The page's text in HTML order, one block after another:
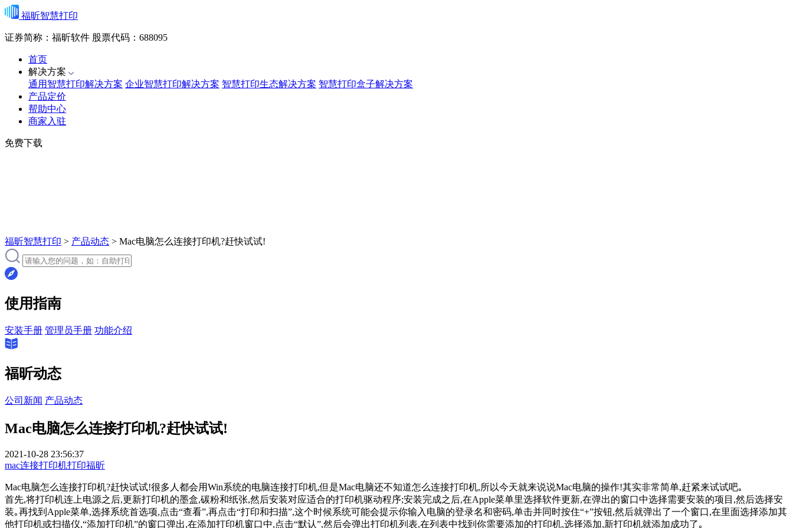
福昕智慧打印
证券简称：福昕软件 股票代码：688095
首页
解决方案
通用智慧打印解决方案 企业智慧打印解决方案 智慧打印生态解决方案 智慧打印盒子解决方案
产品定价
帮助中心
商家入驻
免费下载
福昕智慧打印 > 产品动态 > Mac电脑怎么连接打印机?赶快试试!
使用指南
安装手册 管理员手册 功能介绍
福昕动态
公司新闻 产品动态
Mac电脑怎么连接打印机?赶快试试!
2021-10-28 23:56:37
mac连接打印机打印福昕
Mac电脑怎么连接打印机?赶快试试!很多人都会用Win系统的电脑连接打印机,但是Mac电脑还不知道怎么连接打印机,所以今天就来说说Mac电脑的操作!其实非常简单,赶紧来试试吧｡
首先,将打印机连上电源之后,更新打印机的墨盒,碳粉和纸张,然后安装对应适合的打印机驱动程序;安装完成之后,在Apple菜单里选择软件更新,在弹出的窗口中选择需要安装的项目,然后选择安
装｡再找到Apple菜单,选择系统首选项,点击“查看”,再点击“打印和扫描”,这个时候系统可能会提示你输入电脑的登录名和密码,单击并同时按住“+”按钮,然后就弹出了一个窗口,在里面选择添加其
他打印机或扫描仪,“添加打印机”的窗口弹出,在添加打印机窗口中,点击“默认”,然后会弹出打印机列表,在列表中找到你需要添加的打印机,选择添加,新打印机就添加成功了｡